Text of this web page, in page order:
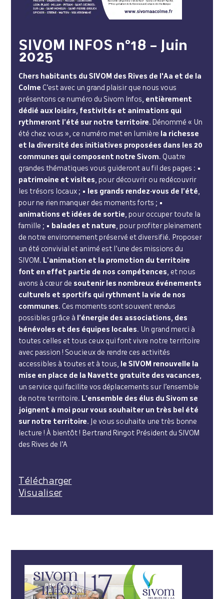
SIVOM INFOS n°18 – Juin
2025
Chers habitants du SIVOM des Rives de l'Aa et de la
Colme C’est avec un grand plaisir que nous vous
présentons ce numéro du Sivom Infos, entièrement
dédié aux loisirs, festivités et animations qui
rythmeront l’été sur notre territoire. Dénommé « Un
été chez vous », ce numéro met en lumière
la richesse
et la diversité des initiatives proposées dans les 20
communes qui composent notre Sivom. Quatre
grandes thématiques vous guideront au fil des pages : •
patrimoine et visites, pour découvrir ou redécouvrir
les trésors locaux ; •
les grands rendez-vous de l’été,
pour ne rien manquer des moments forts ; •
animations et idées de sortie, pour occuper toute la
famille ; • balades et nature, pour profiter pleinement
de notre environnement préservé et diversifié. Proposer
un été convivial et animé est l’une des missions du
SIVOM. L’animation et la promotion du territoire
font en effet partie de nos compétences, et nous
avons à cœur de soutenir les nombreux événements
culturels et sportifs qui rythment la vie de nos
communes. Ces moments sont souvent rendus
possibles grâce à
l’énergie des associations, des
bénévoles et des équipes locales. Un grand merci à
toutes celles et tous ceux qui font vivre notre territoire
avec passion ! Soucieux de rendre ces activités
accessibles à toutes et à tous,
le SIVOM renouvelle la
mise en place de la Navette gratuite des vacances,
un service qui facilite vos déplacements sur l’ensemble
de notre territoire. L’ensemble des élus du Sivom se
joignent à moi pour vous souhaiter un très bel été
sur notre territoire.
Je vous souhaite une très bonne
lecture ! À bientôt ! Bertrand Ringot Président du SIVOM
des Rives de l’A
Télécharger
Visualiser